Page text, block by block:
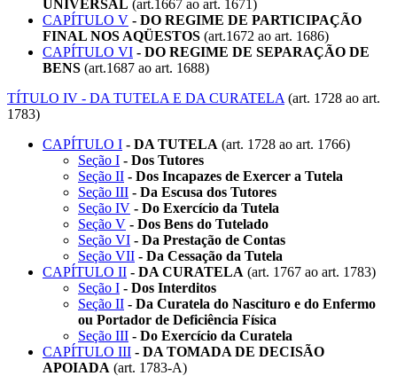
UNIVERSAL (art.1667 ao art. 1671)
CAPÍTULO V - DO REGIME DE PARTICIPAÇÃO
FINAL NOS AQÜESTOS (art.1672 ao art. 1686)
CAPÍTULO VI - DO REGIME DE SEPARAÇÃO DE
BENS (art.1687 ao art. 1688)
TÍTULO IV - DA TUTELA E DA CURATELA (art. 1728 ao art.
1783)
CAPÍTULO I - DA TUTELA (art. 1728 ao art. 1766)
Seção I - Dos Tutores
Seção II - Dos Incapazes de Exercer a Tutela
Seção III - Da Escusa dos Tutores
Seção IV - Do Exercício da Tutela
Seção V - Dos Bens do Tutelado
Seção VI - Da Prestação de Contas
Seção VII - Da Cessação da Tutela
CAPÍTULO II - DA CURATELA (art. 1767 ao art. 1783)
Seção I - Dos Interditos
Seção II - Da Curatela do Nascituro e do Enfermo
ou Portador de Deficiência Física
Seção III - Do Exercício da Curatela
CAPÍTULO III - DA TOMADA DE DECISÃO
APOIADA (art. 1783-A)